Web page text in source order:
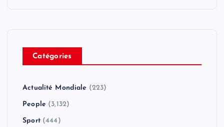
Catégories
Actualité Mondiale (223)
People (3,132)
Sport(444)